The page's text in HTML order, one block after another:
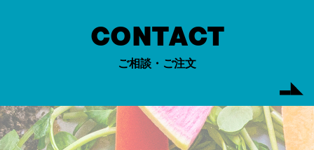
CONTACT
ご相談・ご注文